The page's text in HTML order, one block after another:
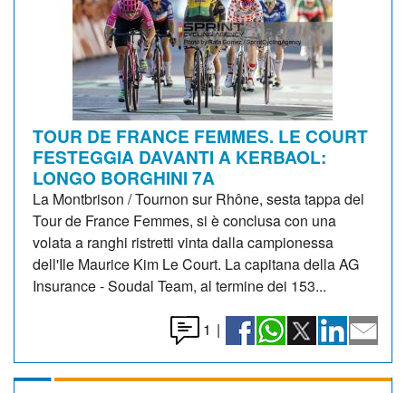
TOUR DE FRANCE FEMMES. LE COURT
FESTEGGIA DAVANTI A KERBAOL:
LONGO BORGHINI 7A
La Montbrison / Tournon sur Rhône, sesta tappa del
Tour de France Femmes, si è conclusa con una
volata a ranghi ristretti vinta dalla campionessa
dell'Ile Maurice Kim Le Court. La capitana della AG
Insurance - Soudal Team, al termine dei 153...
1 |